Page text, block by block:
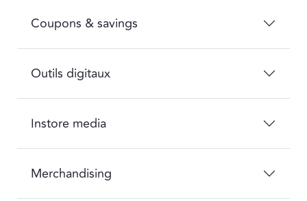
Coupons & savings
Outils digitaux
Instore media
Merchandising